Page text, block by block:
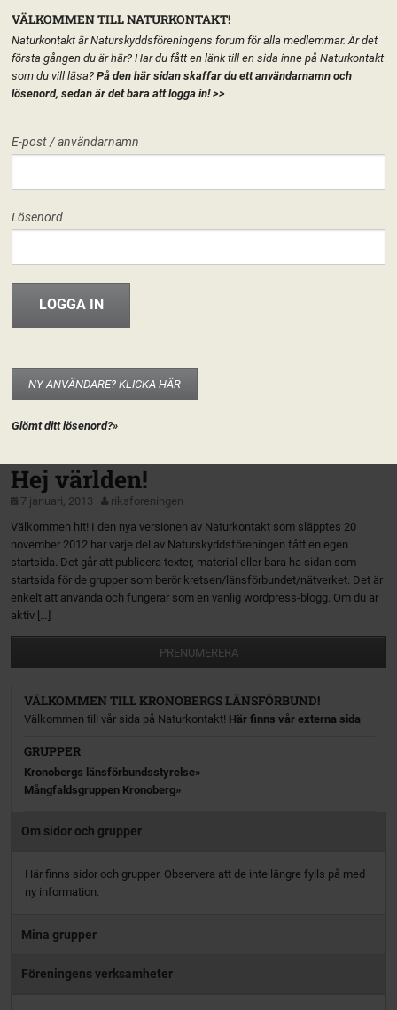
FORUM
INFO & MATERIAL
HEM FÖRENINGEN NATURSKYDDSFÖRENINGEN I KRONOBERG
Missa inte inspirationsdygnet –
förlängd anmälan!
utbyta idéer och ta vara på varandras kunskap, stärka vi-känslan och
inspirera till samarbeten som gör det lättare – och roligare – att vara aktiv i
Naturskyddsföreningen? Det är vad som kommer hända när Kronobergs
länsförbund bjuder in till en regional ledarskapsträff 1-2 februari […]
Hej världen!
7 januari, 2013
riksforeningen
Välkommen hit! I den nya versionen av Naturkontakt som släpptes 20
november 2012 har varje del av Naturskyddsföreningen fått en egen
startsida. Det går att publicera texter, material eller bara ha sidan som
startsida för de grupper som berör kretsen/länsförbundet/nätverket. Det är
enkelt att använda och fungerar som en vanlig wordpress-blogg. Om du är
aktiv […]
PRENUMERERA
VÄLKOMMEN TILL KRONOBERGS LÄNSFÖRBUND!
Välkommen till vår sida på Naturkontakt! Här finns vår externa sida
GRUPPER
Kronobergs länsförbundsstyrelse
Mångfaldsgruppen Kronoberg
VÄLKOMMEN TILL NATURKONTAKT!
Naturkontakt är Naturskyddsföreningens forum för alla medlemmar. Är det
första gången du är här? Har du fått en länk till en sida inne på Naturkontakt
som du vill läsa? På den här sidan skaffar du ett användarnamn och
lösenord, sedan är det bara att logga in!>>
E-post / användarnamn
Lösenord
NY ANVÄNDARE? KLICKA HÄR
Glömt ditt lösenord?»
Om sidor och grupper
Här finns sidor och grupper. Observera att de inte längre fylls på med
ny information.
Mina grupper
Föreningens verksamheter